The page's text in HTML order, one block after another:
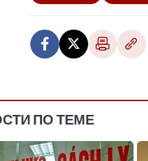
ПО ТЕМЕ